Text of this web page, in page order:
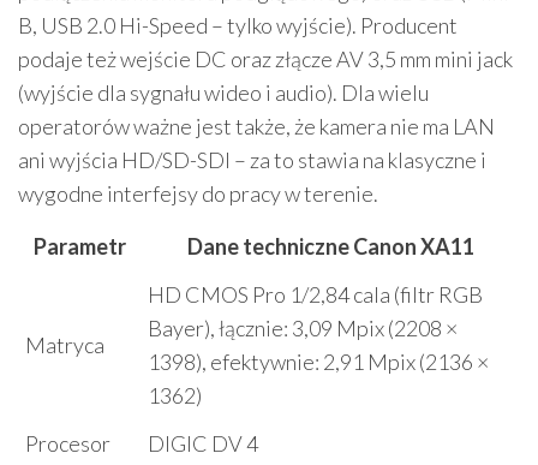
B, USB 2.0 Hi-Speed – tylko wyjście). Producent
podaje też wejście DC oraz złącze AV 3,5 mm mini jack
(wyjście dla sygnału wideo i audio). Dla wielu
operatorów ważne jest także, że kamera nie ma LAN
ani wyjścia HD/SD-SDI – za to stawia na klasyczne i
wygodne interfejsy do pracy w terenie.
Parametr
Dane techniczne Canon XA11
Matryca
HD CMOS Pro 1/2,84 cala (filtr RGB
Bayer), łącznie: 3,09 Mpix (2208 ×
1398), efektywnie: 2,91 Mpix (2136 ×
1362)
Procesor
DIGIC DV 4